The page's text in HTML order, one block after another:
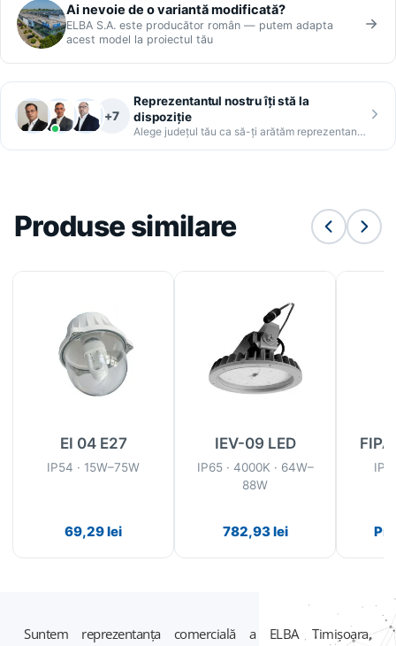
Ai nevoie de o variantă modificată?
ELBA S.A. este producător român — putem adapta
acest model la proiectul tău
+7
Reprezentantul nostru îți stă la
dispoziție
Alege județul tău ca să-ți arătăm reprezentantul
Produse similare
EI 04 E27
IP54 · 15W–75W
69,29lei
IEV-09 LED
IP65 · 4000K · 64W–
88W
782,93lei
Suntem reprezentanța comercială a ELBA Timișoara,